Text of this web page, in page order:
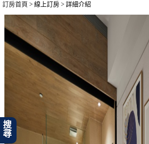
訂房首頁 > 線上訂房 > 詳細介紹
搜尋